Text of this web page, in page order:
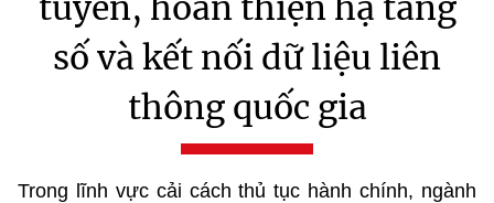
số và kết nối dữ liệu liên
thông quốc gia
Trong lĩnh vực cải cách thủ tục hành chính, ngành